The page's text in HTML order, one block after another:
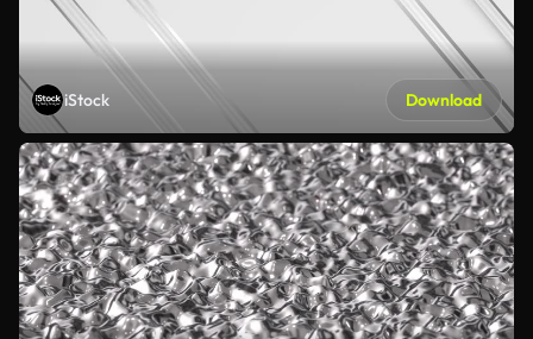
iStock Download